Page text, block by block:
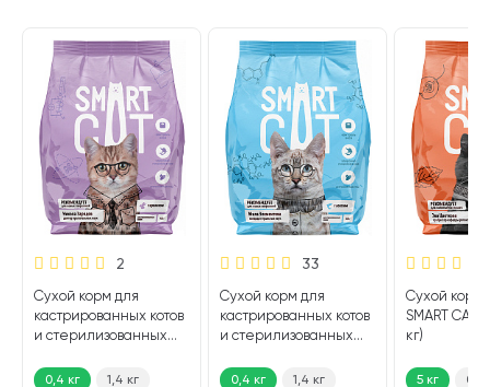
2
Сухой корм для
кастрированных котов
и стерилизованных
кролик (0,4 кг)
0,4 кг 1,4 кг
33
Сухой корм для
кастрированных котов
и стерилизованных
лосось (0,4 кг)
0,4 кг 1,4 кг
Сухой корм
SMART CAT
кг)
5 кг 0,4